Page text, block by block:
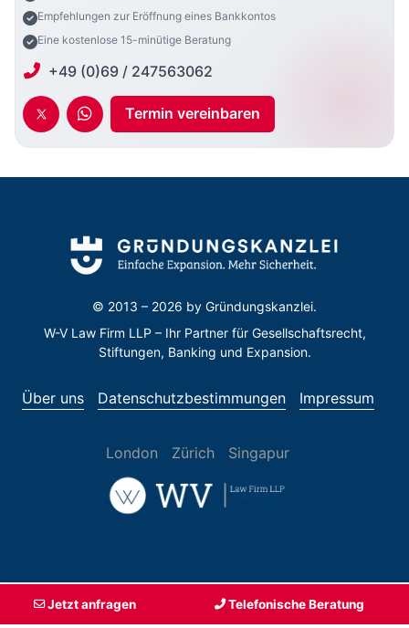
Empfehlungen zur Eröffnung eines Bankkontos
Eine kostenlose 15-minütige Beratung
+49 (0)69 / 247563062
Termin vereinbaren
© 2013 – 2026 by Gründungskanzlei.
W-V Law Firm LLP – Ihr Partner für Gesellschaftsrecht,
Stiftungen, Banking und Expansion.
Über uns Datenschutzbestimmungen Impressum
London Zürich Singapur
Jetzt anfragen Telefonische Beratung